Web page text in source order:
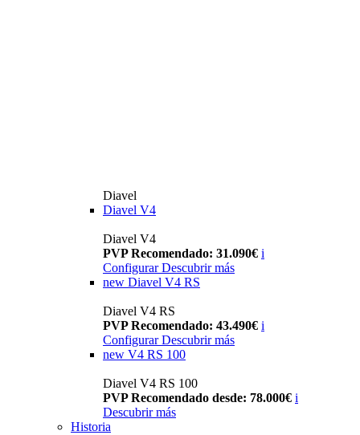
Diavel
Diavel V4
Diavel V4
PVP Recomendado: 31.090€ i
Configurar Descubrir más
new Diavel V4 RS
Diavel V4 RS
PVP Recomendado: 43.490€ i
Configurar Descubrir más
new V4 RS 100
Diavel V4 RS 100
PVP Recomendado desde: 78.000€ i
Descubrir más
Historia